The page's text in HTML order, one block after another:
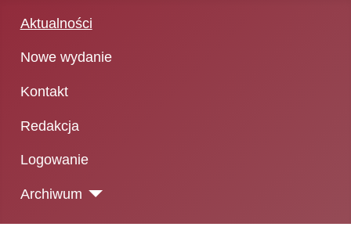
Aktualności
Nowe wydanie
Kontakt
Redakcja
Logowanie
Archiwum